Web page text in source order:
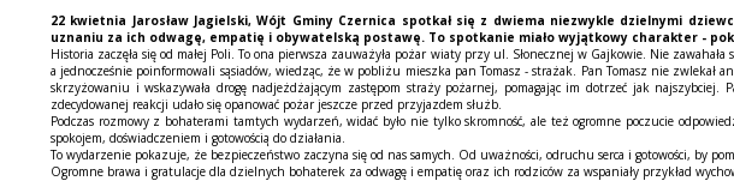
22 kwietnia Jarosław Jagielski, Wójt Gminy Czernica spotkał się z dwiema niezwykle dzielnymi
uznaniu za ich odwagę, empatię i obywatelską postawę. To spotkanie miało wyjątkowy charakter -
Historia zaczęła się od małej Poli. To ona pierwsza zauważyła pożar wiaty przy ul. Słonecznej w Gajkowie. Nie
a jednocześnie poinformowali sąsiadów, wiedząc, że w pobliżu mieszka pan Tomasz - strażak. Pan Tomasz nie zwlekał
skrzyżowaniu i wskazywała drogę nadjeżdżającym zastępom straży pożarnej, pomagając im dotrzeć jak
zdecydowanej reakcji udało się opanować pożar jeszcze przed przyjazdem służb.
Podczas rozmowy z bohaterami tamtych wydarzeń, widać było nie tylko skromność, ale też ogromne poczucie
spokojem, doświadczeniem i gotowością do działania.
To wydarzenie pokazuje, że bezpieczeństwo zaczyna się od nas samych. Od uważności, odruchu serca i gotowości, by
Ogromne brawa i gratulacje dla dzielnych bohaterek za odwagę i empatię oraz ich rodziców za wspaniały przykład